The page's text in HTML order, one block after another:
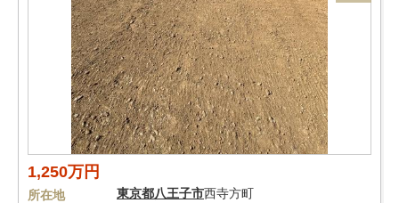
1,250万円
所在地 東京都八王子市西寺方町